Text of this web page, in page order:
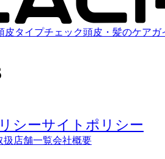
皮タイプチェック頭皮・髪のケアガ
シーサイトポリシー
扱店舗一覧会社概要